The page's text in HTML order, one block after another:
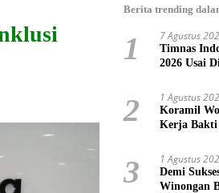
Berita trending
1 7 Agustus
Timnas
2026 Usai
2 1 Agustus
Koramil
Kerja Bakti
3 1 Agustus
Demi
Winongan